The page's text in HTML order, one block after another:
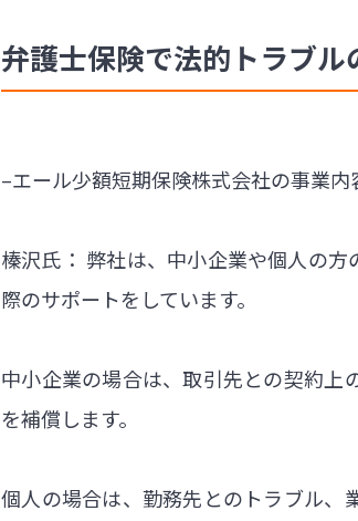
弁護士保険で法的トラブル
–エール少額短期保険株式会社の事業内
榛沢氏： 弊社は、中小企業や個人の
際のサポートをしています。
中小企業の場合は、取引先との契約上
を補償します。
個人の場合は、勤務先とのトラブル、